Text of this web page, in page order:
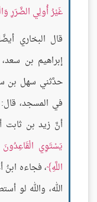
غَيْرُ أُولِي الضَّرَرِ
قال البخاري
إبراهيم بن
حدَّثني سهل بن
في المسجد،
أنَّ زيد بن ثابت
يَسْتَوِي
اللَّهِ ، فجاءه ابنُ
الله، والله لو